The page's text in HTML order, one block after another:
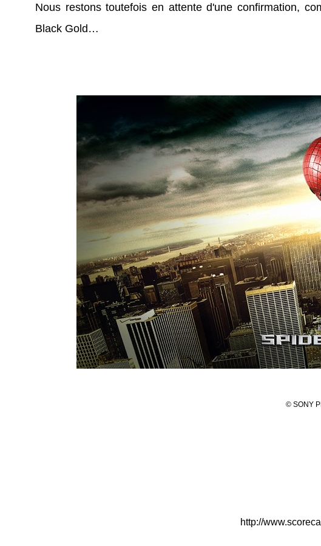
Nous restons toutefois en attente d'une confirmation,
Black Gold…
© SONY
http://